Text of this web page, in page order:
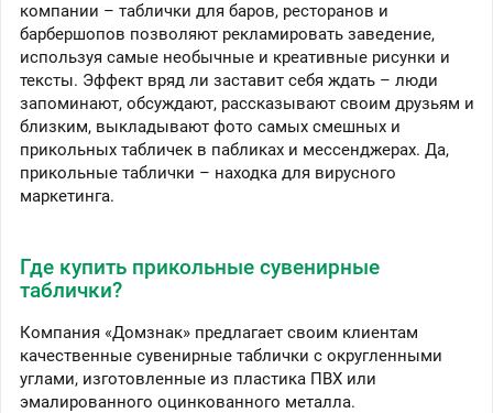
компании – таблички для баров, ресторанов и
барбершопов позволяют рекламировать заведение,
используя самые необычные и креативные рисунки и
тексты. Эффект вряд ли заставит себя ждать – люди
запоминают, обсуждают, рассказывают своим друзьям и
близким, выкладывают фото самых смешных и
прикольных табличек в пабликах и мессенджерах. Да,
прикольные таблички – находка для вирусного
маркетинга.
Где купить прикольные сувенирные
таблички?
Компания «Домзнак» предлагает своим клиентам
качественные сувенирные таблички с округленными
углами, изготовленные из пластика ПВХ или
эмалированного оцинкованного металла.